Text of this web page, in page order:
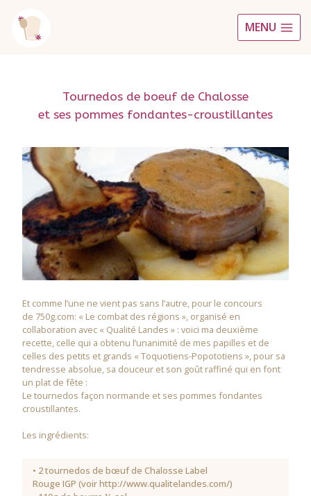
MENU
Tournedos de boeuf de Chalosse
et ses pommes fondantes-croustillantes
Et comme l’une ne vient pas sans l’autre, pour le concours
de 750g.com: « Le combat des régions », organisé en
collaboration avec « Qualité Landes » : voici ma deuxième
recette, celle qui a obtenu l’unanimité de mes papilles et de
celles des petits et grands « Toquotiens-Popototiens », pour sa
tendresse absolue, sa douceur et son goût raffiné qui en font
un plat de fête :
Le tournedos façon normande et ses pommes fondantes
croustillantes.
Les ingrédients:
• 2 tournedos de bœuf de Chalosse Label
Rouge IGP (voirhttp://www.qualitelandes.com/)